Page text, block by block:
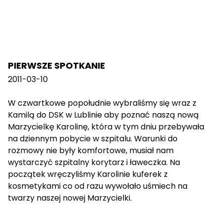
PIERWSZE SPOTKANIE
2011-03-10
W czwartkowe popołudnie wybraliśmy się wraz z
Kamilą do DSK w Lublinie aby poznać naszą nową
Marzycielkę Karolinę, która w tym dniu przebywała
na dziennym pobycie w szpitalu. Warunki do
rozmowy nie były komfortowe, musiał nam
wystarczyć szpitalny korytarz i ławeczka. Na
początek wręczyliśmy Karolinie kuferek z
kosmetykami co od razu wywołało uśmiech na
twarzy naszej nowej Marzycielki.